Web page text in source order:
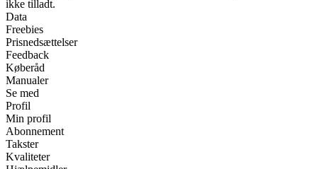
ikke tilladt.
Data
Freebies
Prisnedsættelser
Feedback
Køberåd
Manualer
Se med
Profil
Min profil
Abonnement
Takster
Kvaliteter